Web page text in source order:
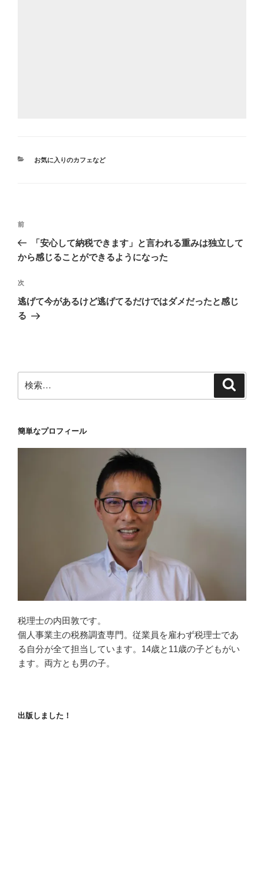
カ
お気に入りのカフェなど
投
ナ
ゲ
ー
シ
前
の
投
前
「安心して納税できます」と言われる重みは独立して
から感じることができるようになった
次
の
投
次
逃げて今があるけど逃げてるだけではダメだったと感じ
る
索:
簡単なプロフィール
税理士の内田敦です。
個人事業主の税務調査専門。従業員を雇わず税理士であ
る自分が全て担当しています。14歳と11歳の子どもがい
ます。両方とも男の子。
出版しました！